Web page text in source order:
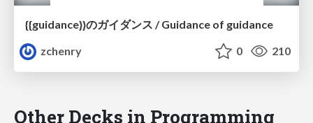
{{guidance}}のガイダンス / Guidance of guidance
zchenry
0 210
Other Decks in Programming